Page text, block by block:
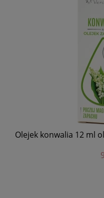
Olejek konwalia 12 ml